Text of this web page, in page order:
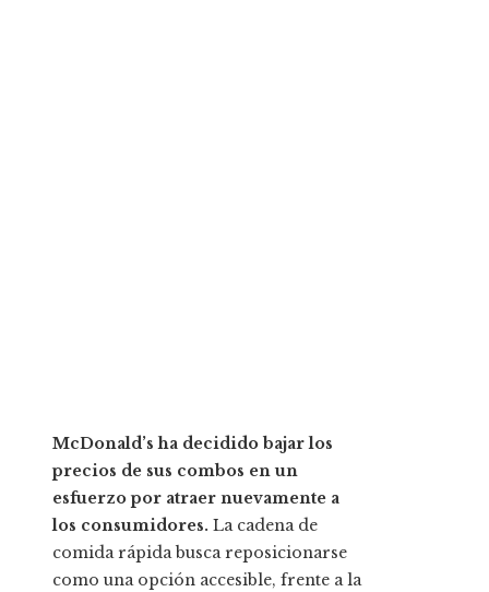
McDonald’s ha decidido bajar los
precios de sus combos en un
esfuerzo por atraer nuevamente a
los consumidores. La cadena de
comida rápida busca reposicionarse
como una opción accesible, frente a la